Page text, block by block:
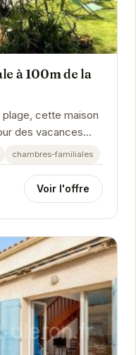
à 100m de la
plage, cette maison
des vacances
Profitez...
chambres-familiales
Voir l'offre